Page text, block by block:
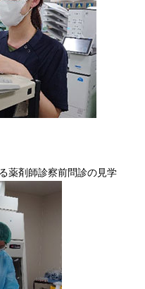
薬剤師診察前問診の見学